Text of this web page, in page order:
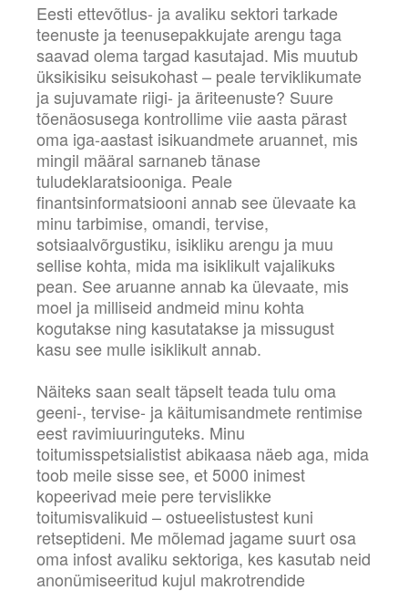
Eesti ettevõtlus- ja avaliku sektori tarkade
teenuste ja teenusepakkujate arengu taga
saavad olema targad kasutajad. Mis muutub
üksikisiku seisukohast – peale terviklikumate
ja sujuvamate riigi- ja äriteenuste? Suure
tõenäosusega kontrollime viie aasta pärast
oma iga-aastast isikuandmete aruannet, mis
mingil määral sarnaneb tänase
tuludeklaratsiooniga. Peale
finantsinformatsiooni annab see ülevaate ka
minu tarbimise, omandi, tervise,
sotsiaalvõrgustiku, isikliku arengu ja muu
sellise kohta, mida ma isiklikult vajalikuks
pean. See aruanne annab ka ülevaate, mis
moel ja milliseid andmeid minu kohta
kogutakse ning kasutatakse ja missugust
kasu see mulle isiklikult annab.
Näiteks saan sealt täpselt teada tulu oma
geeni-, tervise- ja käitumisandmete rentimise
eest ravimiuuringuteks. Minu
toitumisspetsialistist abikaasa näeb aga, mida
toob meile sisse see, et 5000 inimest
kopeerivad meie pere tervislikke
toitumisvalikuid – ostueelistustest kuni
retseptideni. Me mõlemad jagame suurt osa
oma infost avaliku sektoriga, kes kasutab neid
anonümiseeritud kujul makrotrendide